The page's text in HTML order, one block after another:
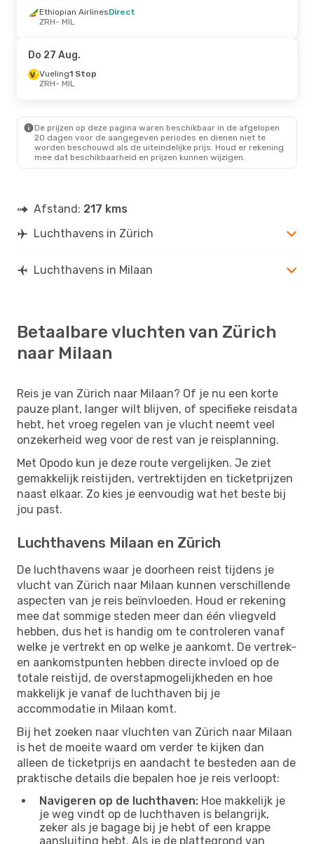
Ethiopian AirlinesDirect
ZRH- MIL
Do 27 Aug.
Vueling1 Stop
ZRH- MIL
De prijzen op deze pagina waren beschikbaar in de afgelopen
20 dagen voor de aangegeven periodes en dienen niet te
worden beschouwd als de uiteindelijke prijs. Houd er rekening
mee dat beschikbaarheid en prijzen kunnen wijzigen.
Afstand: 217 kms
Luchthavens in Zürich
Luchthavens in Milaan
Betaalbare vluchten van Zürich
naar Milaan
Reis je van Zürich naar Milaan? Of je nu een korte
pauze plant, langer wilt blijven, of specifieke reisdata
hebt, het vroeg regelen van je vlucht neemt veel
onzekerheid weg voor de rest van je reisplanning.
Met Opodo kun je deze route vergelijken. Je ziet
gemakkelijk reistijden, vertrektijden en ticketprijzen
naast elkaar. Zo kies je eenvoudig wat het beste bij
jou past.
Luchthavens Milaan en Zürich
De luchthavens waar je doorheen reist tijdens je
vlucht van Zürich naar Milaan kunnen verschillende
aspecten van je reis beïnvloeden. Houd er rekening
mee dat sommige steden meer dan één vliegveld
hebben, dus het is handig om te controleren vanaf
welke je vertrekt en op welke je aankomt. De vertrek-
en aankomstpunten hebben directe invloed op de
totale reistijd, de overstapmogelijkheden en hoe
makkelijk je vanaf de luchthaven bij je
accommodatie in Milaan komt.
Bij het zoeken naar vluchten van Zürich naar Milaan
is het de moeite waard om verder te kijken dan
alleen de ticketprijs en aandacht te besteden aan de
praktische details die bepalen hoe je reis verloopt:
Navigeren op de luchthaven: Hoe makkelijk je
je weg vindt op de luchthaven is belangrijk,
zeker als je bagage bij je hebt of een krappe
aansluiting hebt. Als je de plattegrond van